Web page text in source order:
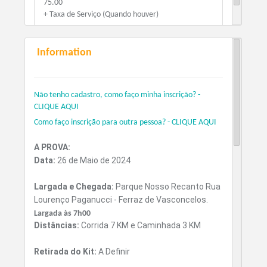
75.00
+ Taxa de Serviço (Quando houver)
Information
Não tenho cadastro, como faço minha inscrição? -
CLIQUE AQUI
Como faço inscrição para outra pessoa? - CLIQUE AQUI
A PROVA:
Data: 26 de Maio de 2024
Largada e Chegada: Parque Nosso Recanto Rua
Lourenço Paganucci - Ferraz de Vasconcelos.
Largada às 7h00
Distâncias: Corrida 7 KM e Caminhada 3 KM
Retirada do Kit: A Definir